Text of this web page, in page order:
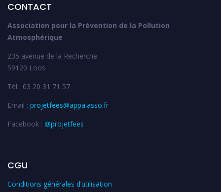
CONTACT
Association pour la Prévention de la Pollution
Atmosphérique
235 avenue de la Recherche
59120 Loos
Tél : 03 20 31 71 57
Email : projetfees@appa.asso.fr
Facebook : @projetfees
CGU
Conditions générales d’utilisation